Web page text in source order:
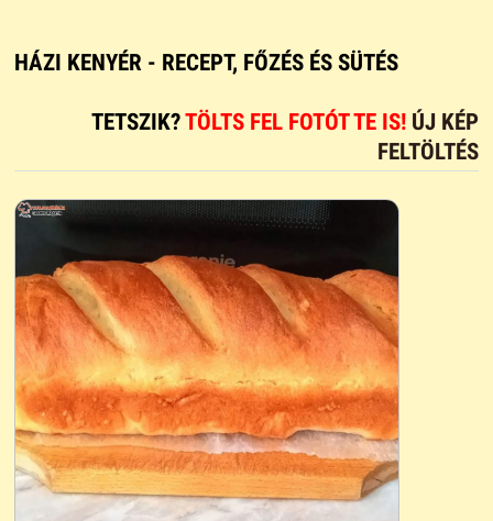
HÁZI KENYÉR - RECEPT, FŐZÉS ÉS SÜTÉS
TETSZIK?TÖLTS FEL FOTÓT TE IS! ÚJ KÉP
FELTÖLTÉS